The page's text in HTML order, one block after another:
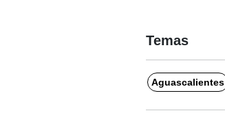
Temas
Aguascalientes